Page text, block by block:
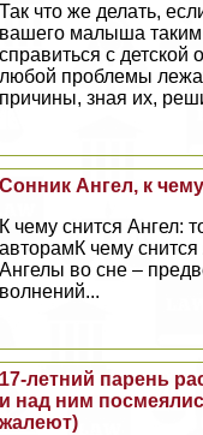
Так что же делать,
вашего малыша таким
справиться с детской
любой проблемы
причины, зная их,
Сонник Ангел, к
К чему снится Ангел:
авторамК чему
Ангелы во сне –
волнений...
17-летний парень
и над ним
жалеют)